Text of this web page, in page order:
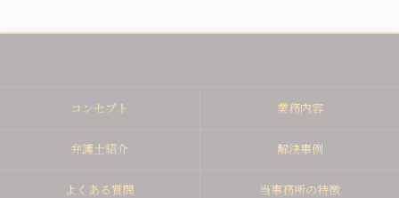
コンセプト 業務内容
弁護士紹介 解決事例
よくある質問 当事務所の特徴